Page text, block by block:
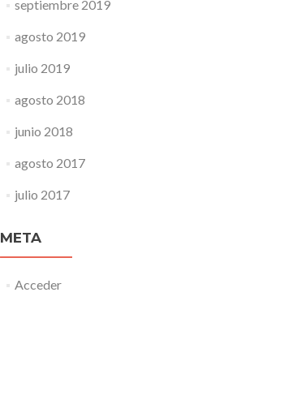
septiembre 2019
agosto 2019
julio 2019
agosto 2018
junio 2018
agosto 2017
julio 2017
META
Acceder